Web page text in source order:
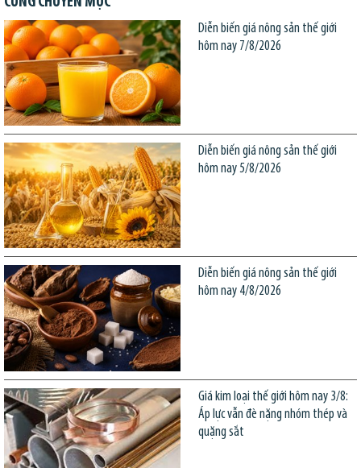
Diễn biến giá nông sản thế giới
hôm nay 7/8/2026
Diễn biến giá nông sản thế giới
hôm nay 5/8/2026
Diễn biến giá nông sản thế giới
hôm nay 4/8/2026
Giá kim loại thế giới hôm nay 3/8:
Áp lực vẫn đè nặng nhóm thép và
quặng sắt